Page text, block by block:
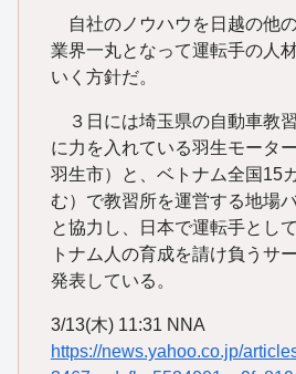
自社のノウハウを日越の他の
業界一丸となって運転手の人
いく方針だ。
３日には埼玉県の自動車教
に力を入れている羽生モータ
羽生市）と、ベトナム全国15
む）で教習所を運営する地場
と協力し、日本で運転手とし
トナム人の育成を請け負うサ
発表している。
3/13(木) 11:31 NNA
https://news.yahoo.co.jp/